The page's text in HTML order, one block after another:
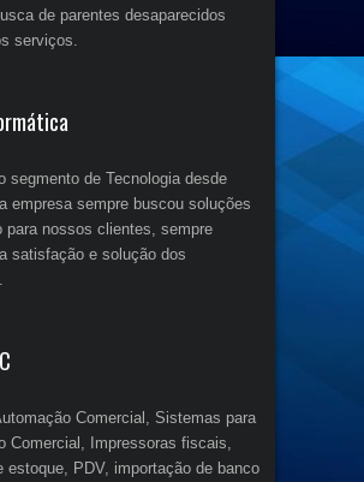
de parentes desaparecidos
serviços.
segmento de Tecnologia desde
empresa sempre buscou soluções
para nossos clientes, sempre
satisfação e solução dos
Comercial, Sistemas para
Comercial, Impressoras fiscais,
estoque, PDV, importação de banco